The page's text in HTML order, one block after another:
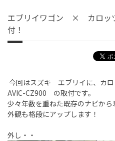
エブリイワゴン × カロッ
付！
今回はスズキ エブリイに、カ
AVIC-CZ900 の取付です。
少々年数を重ねた既存のナビから
外観も格段にアップします！
↓ 手早く既
外し・・